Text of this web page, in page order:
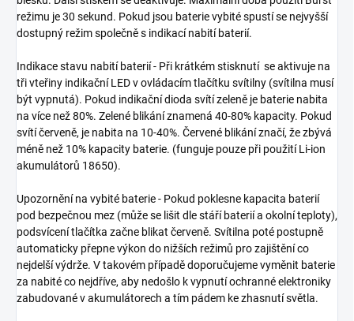
režimu je 30 sekund. Pokud jsou baterie vybité spustí se nejvyšší
dostupný režim společně s indikací nabití baterií.
Indikace stavu nabití baterií - Při krátkém stisknutí se aktivuje na
tři vteřiny indikační LED v ovládacím tlačítku svítilny (svítilna musí
být vypnutá). Pokud indikační dioda svítí zeleně je baterie nabita
na více než 80%. Zelené blikání znamená 40-80% kapacity. Pokud
svítí červeně, je nabita na 10-40%. Červené blikání značí, že zbývá
méně než 10% kapacity baterie. (funguje pouze při použití Li-ion
akumulátorů 18650).
Upozornění na vybité baterie - Pokud poklesne kapacita baterií
pod bezpečnou mez (může se lišit dle stáří baterií a okolní teploty),
podsvícení tlačítka začne blikat červeně. Svítilna poté postupně
automaticky přepne výkon do nižších režimů pro zajištění co
nejdelší výdrže. V takovém případě doporučujeme vyměnit baterie
za nabité co nejdříve, aby nedošlo k vypnutí ochranné elektroniky
zabudované v akumulátorech a tím pádem ke zhasnutí světla.